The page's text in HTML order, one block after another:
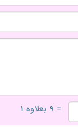
= ۹ بعلاوه ۱